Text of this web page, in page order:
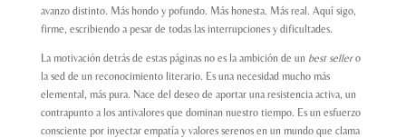
avanzo distinto. Más hondo y pofundo. Más honesta. Más real. Aquí sigo,
firme, escribiendo a pesar de todas las interrupciones y dificultades.
La motivación detrás de estas páginas no es la ambición de un best sellero
la sed de un reconocimiento literario. Es una necesidad mucho más
elemental, más pura. Nace del deseo de aportar una resistencia activa, un
contrapunto a los antivalores que dominan nuestro tiempo. Es un esfuerzo
consciente por inyectar empatía y valores serenos en un mundo que clama